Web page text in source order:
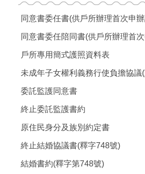
戶所專用簡式護照資料表
未成年子女權利義務行使負擔協議
委託監護同意書
終止委託監護書約
原住民身分及族別約定書
終止結婚協議書(釋字748號)
結婚書約(釋字第748號)